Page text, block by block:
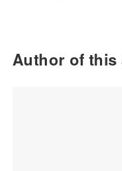
Author of this